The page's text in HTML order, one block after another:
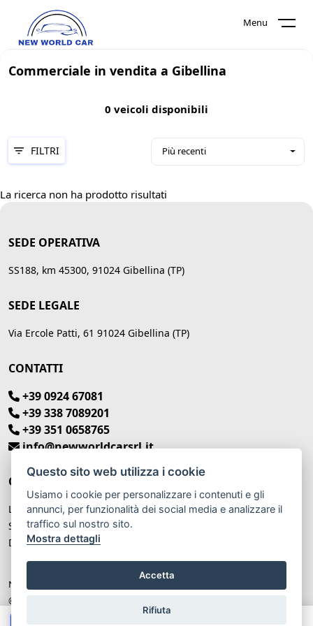
Menu
Questo sito web utilizza i cookie
Usiamo i cookie per personalizzare i contenuti e gli
annunci, per funzionalità dei social media e analizzare il
traffico sul nostro sito.
Mostra dettagli
Accetta
Rifiuta
Commerciale in vendita a Gibellina
0 veicoli disponibili
Più recenti
FILTRI
La ricerca non ha prodotto risultati
SEDE OPERATIVA
SS188, km 45300, 91024 Gibellina (TP)
SEDE LEGALE
Via Ercole Patti, 61 91024 Gibellina (TP)
CONTATTI
+39 0924 67081
+39 338 7089201
+39 351 0658765
info@newworldcarsrl.it
ORARI DI APERTURA
Lunedì – Venerdì: 9:00 - 13:00 / 15:00 - 19:30
Sabato: 8:30 - 13:00 / Pom. Chiuso
Domenica: Chiuso
New World Car P.IVA: IT 02929530810
© Another site by